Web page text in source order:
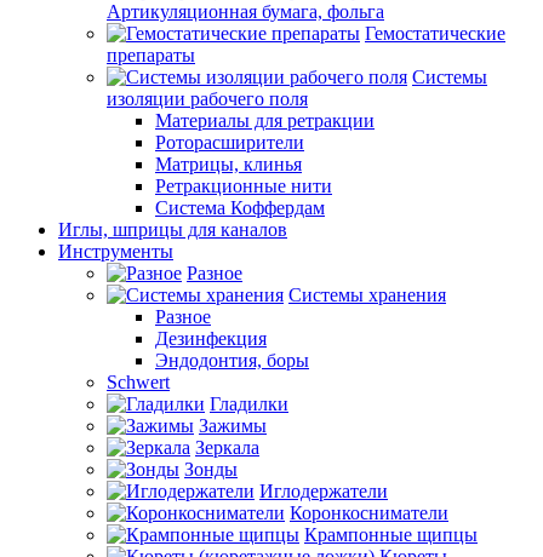
Артикуляционная бумага, фольга
Гемостатические
препараты
Системы
изоляции рабочего поля
Материалы для ретракции
Роторасширители
Матрицы, клинья
Ретракционные нити
Система Коффердам
Иглы, шприцы для каналов
Инструменты
Разное
Системы хранения
Разное
Дезинфекция
Эндодонтия, боры
Schwert
Гладилки
Зажимы
Зеркала
Зонды
Иглодержатели
Коронкосниматели
Крампонные щипцы